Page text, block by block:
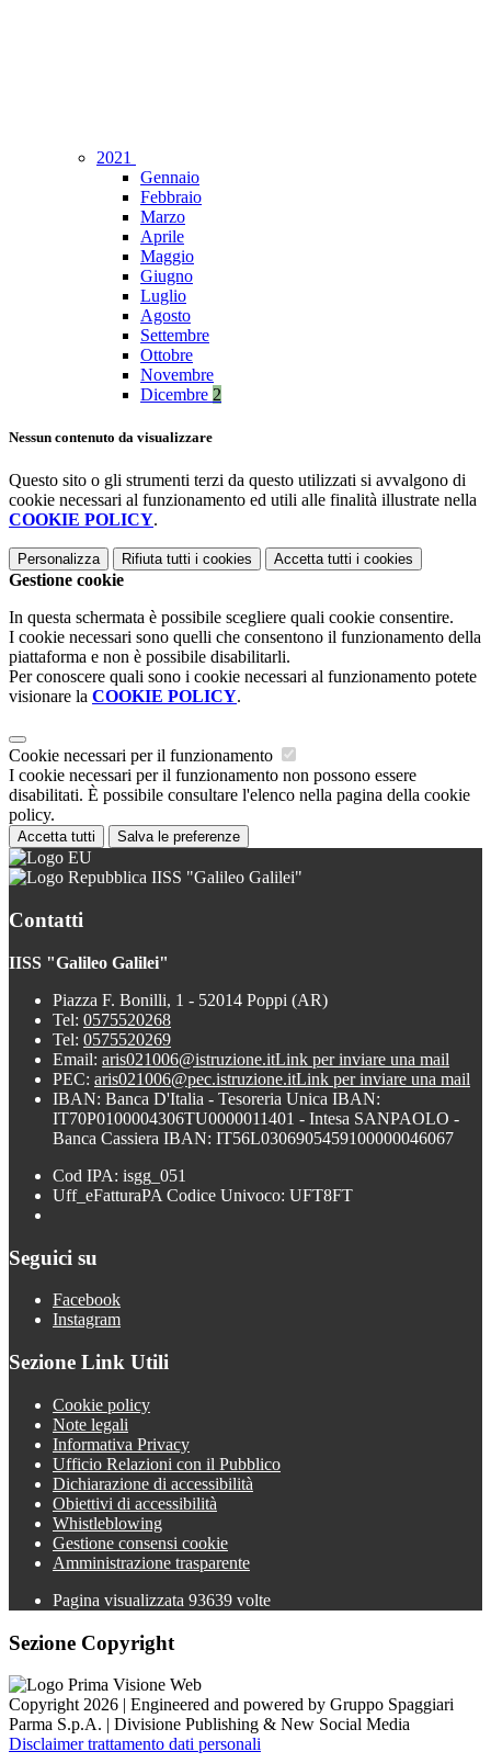
2021
Gennaio
Febbraio
Marzo
Aprile
Maggio
Giugno
Luglio
Agosto
Settembre
Ottobre
Novembre
Dicembre 2
Nessun contenuto da visualizzare
Questo sito o gli strumenti terzi da questo utilizzati si avvalgono di
cookie necessari al funzionamento ed utili alle finalità illustrate nella
COOKIE POLICY.
Personalizza Rifiuta tutti i cookies Accetta tutti i cookies
Gestione cookie
In questa schermata è possibile scegliere quali cookie consentire.
I cookie necessari sono quelli che consentono il funzionamento della
piattaforma e non è possibile disabilitarli.
Per conoscere quali sono i cookie necessari al funzionamento potete
visionare la COOKIE POLICY.
Cookie necessari per il funzionamento
I cookie necessari per il funzionamento non possono essere
disabilitati. È possibile consultare l'elenco nella pagina della cookie
policy.
Accetta tutti Salva le preferenze
IISS "Galileo Galilei"
Contatti
IISS "Galileo Galilei"
Piazza F. Bonilli, 1 - 52014 Poppi (AR)
Tel: 0575520268
Tel: 0575520269
Email: aris021006@istruzione.itLink per inviare una mail
PEC: aris021006@pec.istruzione.itLink per inviare una mail
IBAN: Banca D'Italia - Tesoreria Unica IBAN:
IT70P0100004306TU0000011401 - Intesa SANPAOLO -
Banca Cassiera IBAN: IT56L0306905459100000046067
Cod IPA: isgg_051
Uff_eFatturaPA Codice Univoco: UFT8FT
Seguici su
Facebook
Instagram
Sezione Link Utili
Cookie policy
Note legali
Informativa Privacy
Ufficio Relazioni con il Pubblico
Dichiarazione di accessibilità
Obiettivi di accessibilità
Whistleblowing
Gestione consensi cookie
Amministrazione trasparente
Pagina visualizzata 93639 volte
Sezione Copyright
Copyright 2026 | Engineered and powered by Gruppo Spaggiari
Parma S.p.A. | Divisione Publishing & New Social Media
Disclaimer trattamento dati personali